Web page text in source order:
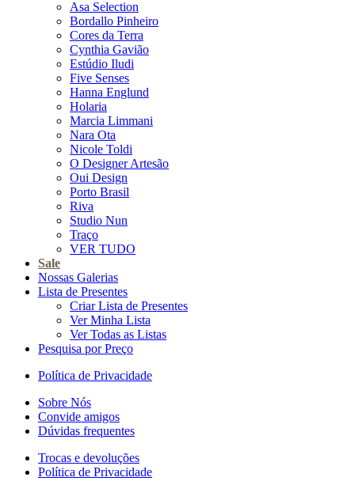
Asa Selection
Bordallo Pinheiro
Cores da Terra
Cynthia Gavião
Estúdio Iludi
Five Senses
Hanna Englund
Holaria
Marcia Limmani
Nara Ota
Nicole Toldi
O Designer Artesão
Oui Design
Porto Brasil
Riva
Studio Nun
Traço
VER TUDO
Sale
Nossas Galerias
Lista de Presentes
Criar Lista de Presentes
Ver Minha Lista
Ver Todas as Listas
Pesquisa por Preço
Política de Privacidade
Sobre Nós
Convide amigos
Dúvidas frequentes
Trocas e devoluções
Política de Privacidade